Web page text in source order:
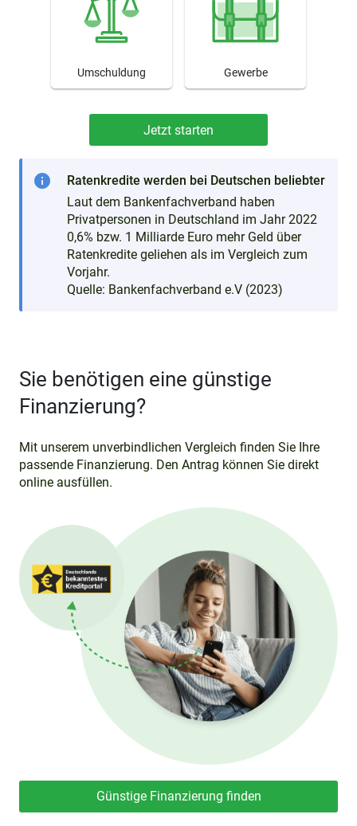
Umschuldung Gewerbe
info
Ratenkredite werden bei Deutschen beliebter
Laut dem Bankenfachverband haben
Privatpersonen in Deutschland im Jahr 2022
0,6% bzw. 1 Milliarde Euro mehr Geld über
Ratenkredite geliehen als im Vergleich zum
Vorjahr.
Quelle: Bankenfachverband e.V (2023)
Sie benötigen eine günstige
Finanzierung?
Mit unserem unverbindlichen Vergleich finden Sie Ihre
passende Finanzierung. Den Antrag können Sie direkt
online ausfüllen.
Günstige Finanzierung finden